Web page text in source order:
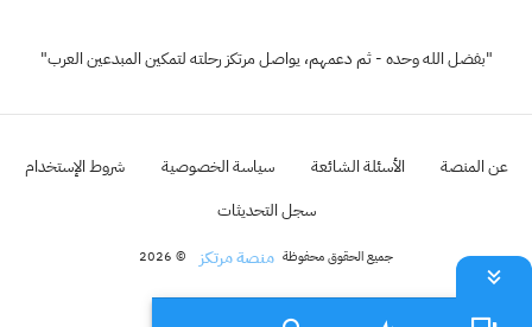
"بفضل الله وحده - ثم دعمهم، يواصل مرتكز رحلته لتمكين المبدعين العرب"
عن المنصة الأسئلة الشائعة سياسة الخصوصية
شروط الإستخدام
سجل التحديثات
جميع الحقوق محفوظة منصة مرتكز © 2026